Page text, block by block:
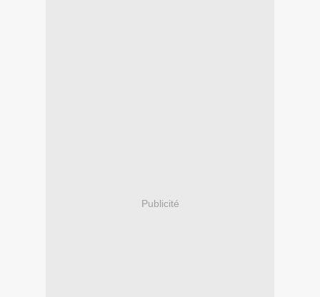
Publicité